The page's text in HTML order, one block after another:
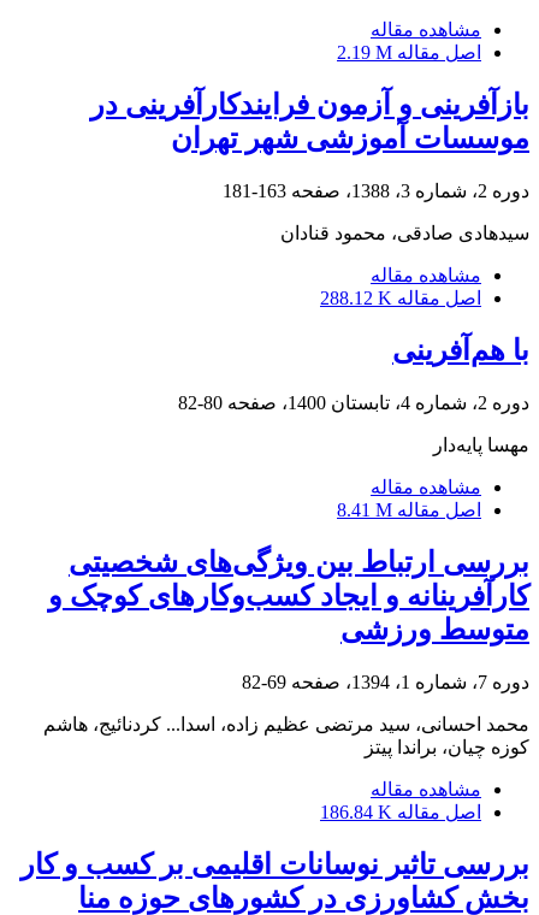
مشاهده مقاله
اصل مقاله 2.19 M
بازآفرینی و آزمون فرایندکارآفرینی در
موسسات آموزشی شهر تهران
دوره 2، شماره 3، 1388، صفحه 163-181
سیدهادی صادقی، محمود قنادان
مشاهده مقاله
اصل مقاله 288.12 K
با ‏هم‌‏آفرینی
دوره 2، شماره 4، تابستان 1400، صفحه 80-82
مهسا پایه‌دار
مشاهده مقاله
اصل مقاله 8.41 M
بررسی ارتباط بین ویژگی‌های شخصیتی
کارآفرینانه و ایجاد کسب‌وکارهای کوچک و
متوسط ورزشی
دوره 7، شماره 1، 1394، صفحه 69-82
محمد احسانی، سید مرتضی عظیم زاده، اسدا... کردنائیج، هاشم
کوزه چیان، براندا پیتز
مشاهده مقاله
اصل مقاله 186.84 K
بررسی تاثیر نوسانات اقلیمی بر کسب و کار
بخش کشاورزی در کشورهای حوزه منا